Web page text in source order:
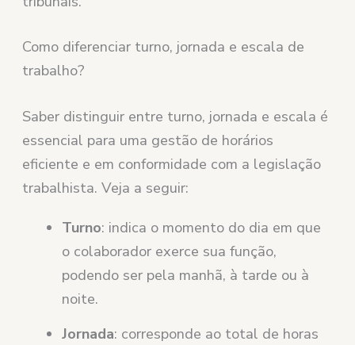
Como diferenciar turno, jornada e escala de
trabalho?
Saber distinguir entre turno, jornada e escala é
essencial para uma gestão de horários
eficiente e em conformidade com a legislação
trabalhista. Veja a seguir:
Turno: indica o momento do dia em que
o colaborador exerce sua função,
podendo ser pela manhã, à tarde ou à
noite.
Jornada: corresponde ao total de horas